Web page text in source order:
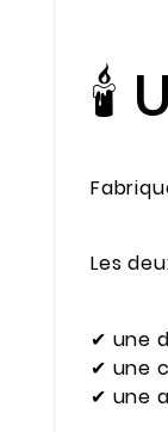
🕯️
Les
✔ une
✔ une
✔ une